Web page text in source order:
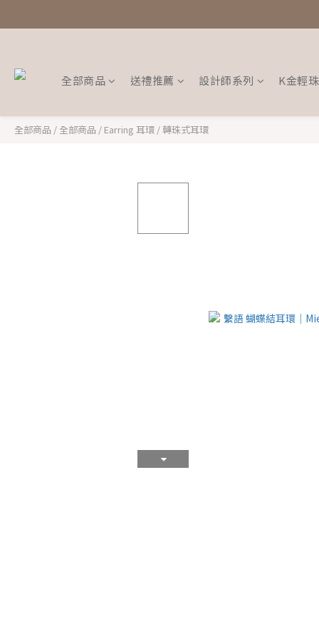
全部商品 送禮推薦 設計師系列 K金輕
全部商品 / 全部商品 / Earring 耳環 / 轉珠式耳環